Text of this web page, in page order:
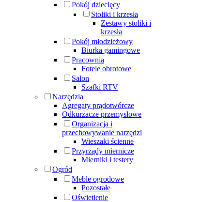
Pokój dziecięcy
Stoliki i krzesła
Zestawy stoliki i
krzesła
Pokój młodzieżowy
Biurka gamingowe
Pracownia
Fotele obrotowe
Salon
Szafki RTV
Narzędzia
Agregaty prądotwórcze
Odkurzacze przemysłowe
Organizacja i
przechowywanie narzędzi
Wieszaki ścienne
Przyrządy miernicze
Mierniki i testery
Ogród
Meble ogrodowe
Pozostałe
Oświetlenie